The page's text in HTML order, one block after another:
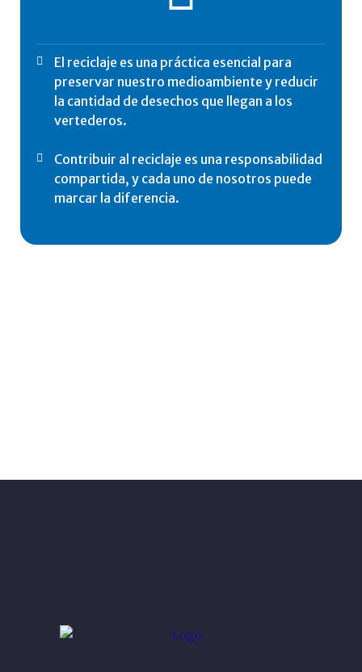
El reciclaje es una práctica esencial para
preservar nuestro medioambiente y reducir
la cantidad de desechos que llegan a los
vertederos.
Contribuir al reciclaje es una responsabilidad
compartida, y cada uno de nosotros puede
marcar la diferencia.